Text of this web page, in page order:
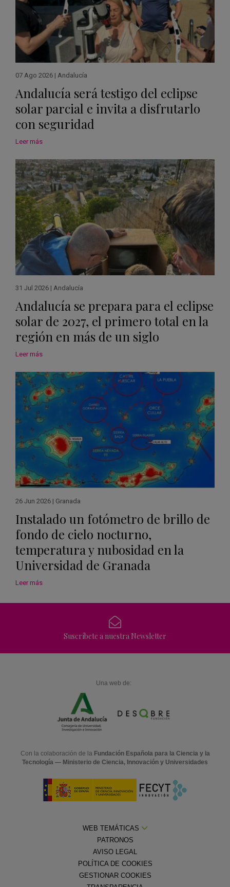
07 Ago 2026 | Andalucía
Andalucía será testigo del eclipse
solar parcial e invita a disfrutarlo
con seguridad
Leer más
31 Jul 2026 | Andalucía
Andalucía se prepara para el eclipse
solar de 2027, el primero total en la
región en más de un siglo
Leer más
26 Jun 2026 | Granada
Instalado un fotómetro de brillo de
fondo de cielo nocturno,
temperatura y nubosidad en la
Universidad de Granada
Leer más
Suscríbete a nuestra Newsletter
Una web de:
Con la colaboración de la Fundación Española para la Ciencia y la
Tecnología — Ministerio de Ciencia, Innovación y Universidades
WEB TEMÁTICAS
PATRONOS
AVISO LEGAL
POLÍTICA DE COOKIES
GESTIONAR COOKIES